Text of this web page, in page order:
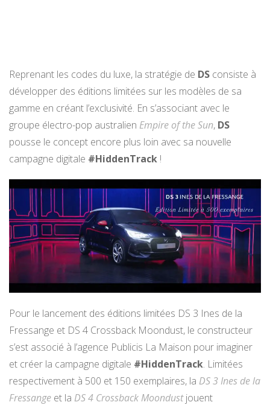
Reprenant les codes du luxe, la stratégie de DS consiste à
développer des éditions limitées sur les modèles de sa
gamme en créant l’exclusivité. En s’associant avec le
groupe électro-pop australien Empire of the Sun, DS
pousse le concept encore plus loin avec sa nouvelle
campagne digitale #HiddenTrack !
Pour le lancement des éditions limitées DS 3 Ines de la
Fressange et DS 4 Crossback Moondust, le constructeur
s’est associé à l’agence Publicis La Maison pour imaginer
et créer la campagne digitale #HiddenTrack. Limitées
respectivement à 500 et 150 exemplaires, la DS 3 Ines de la
Fressange et la DS 4 Crossback Moondustjouent